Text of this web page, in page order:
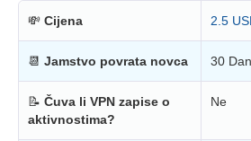
💸 Cijena 2.5
📆 Jamstvo povrata novca 30
📝 Čuva li VPN zapise o
aktivnostima?
Ne